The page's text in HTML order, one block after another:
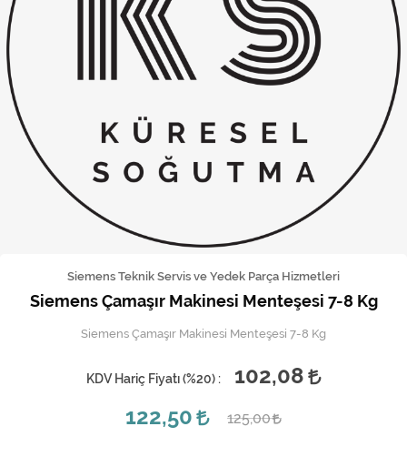
Fan
Fırın, Ocak ve Aspiratör
Klima
Kombi
Musluk
Rezistanslar
Soğutma Sistemleri
Şofben ve Termosifon
Siemens Teknik Servis ve Yedek Parça Hizmetleri
Siemens Çamaşır Makinesi Menteşesi 7-8 Kg
Siemens Çamaşır Makinesi Menteşesi 7-8 Kg
KDV Hariç Fiyatı (%20) :
102,08
122,50
125,00